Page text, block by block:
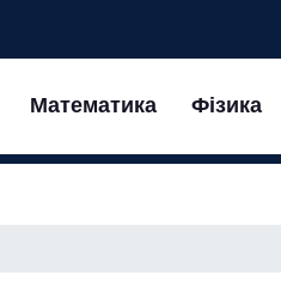
Математика Фізика